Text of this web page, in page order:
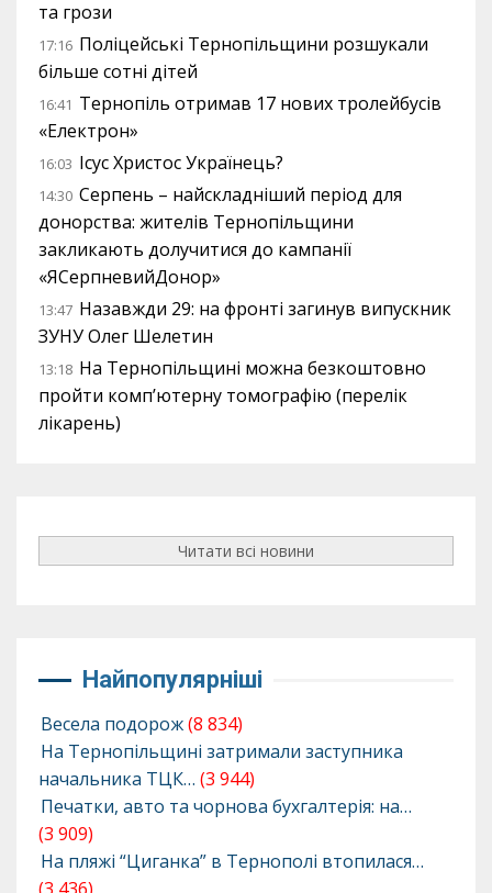
та грози
17:16 Поліцейські Тернопільщини розшукали
більше сотні дітей
16:41 Тернопіль отримав 17 нових тролейбусів
«Електрон»
16:03 Ісус Христос Українець?
14:30 Серпень – найскладніший період для
донорства: жителів Тернопільщини
закликають долучитися до кампанії
«ЯСерпневийДонор»
13:47 Назавжди 29: на фронті загинув випускник
ЗУНУ Олег Шелетин
13:18 На Тернопільщині можна безкоштовно
пройти комп’ютерну томографію (перелік
лікарень)
Читати всі новини
Найпопулярніші
Весела подорож(8 834)
На Тернопільщині затримали заступника
начальника ТЦК… (3 944)
Печатки, авто та чорнова бухгалтерія: на…
(3 909)
На пляжі “Циганка” в Тернополі втопилася…